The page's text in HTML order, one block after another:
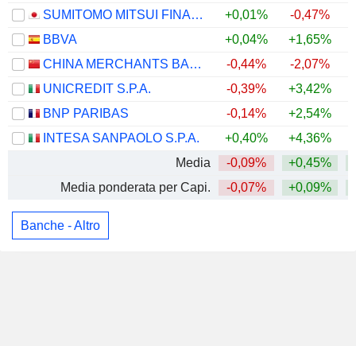
SUMITOMO MITSUI FINANCIAL GROUP, INC.
+0,01% -0,47%
BBVA
+0,04% +1,65%
CHINA MERCHANTS BANK CO., LTD.
-0,44% -2,07%
UNICREDIT S.P.A.
-0,39% +3,42%
BNP PARIBAS
-0,14% +2,54%
INTESA SANPAOLO S.P.A.
+0,40% +4,36%
Media
-0,09% +0,45%
Media ponderata per Capi.
-0,07% +0,09%
Banche - Altro